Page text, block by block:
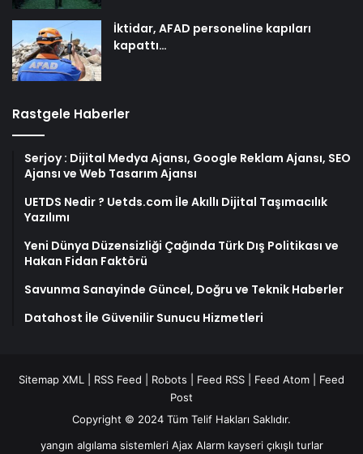
İktidar, AFAD personeline kapıları
kapattı…
Rastgele Haberler
Serjoy : Dijital Medya Ajansı, Google Reklam Ajansı, SEO
Ajansı ve Web Tasarım Ajansı
UETDS Nedir ? Uetds.com İle Akıllı Dijital Taşımacılık
Yazılımı
Yeni Dünya Düzensizliği Çağında Türk Dış Politikası ve
Hakan Fidan Faktörü
Savunma Sanayinde Güncel, Doğru ve Teknik Haberler
Datahost İle Güvenilir Sunucu Hizmetleri
Sitemap XML RSS Feed Robots Feed RSS Feed Atom
Feed
Post
Copyright © 2024 Tüm Telif Hakları Saklıdır.
yangın algılama sistemleri Ajax Alarm kayseri çıkışlı turlar